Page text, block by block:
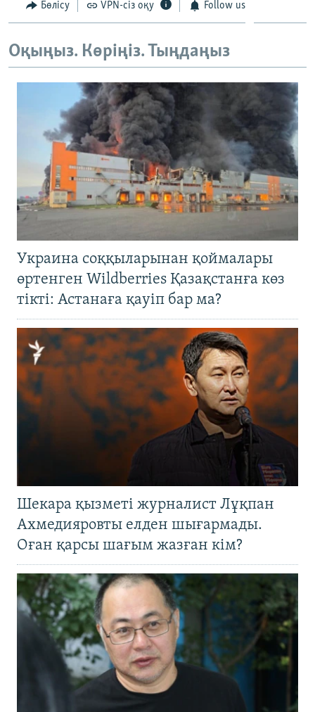
Бөлісу VPN-сіз оқу Follow us
Оқыңыз. Көріңіз. Тыңдаңыз
Украина соққыларынан қоймалары
өртенген Wildberries Қазақстанға көз
тікті: Астанаға қауіп бар ма?
Шекара қызметі журналист Лұқпан
Ахмедияровты елден шығармады.
Оған қарсы шағым жазған кім?